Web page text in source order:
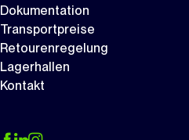
Dokumentation
Transportpreise
Retourenregelung
Lagerhallen
Kontakt